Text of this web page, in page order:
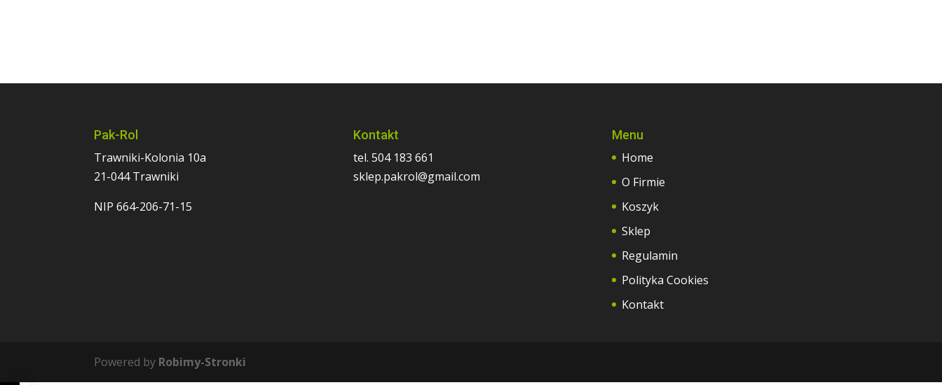
Pak-Rol
Trawniki-Kolonia 10a
21-044 Trawniki
NIP 664-206-71-15
Kontakt
tel. 504 183 661
sklep.pakrol@gmail.com
Menu
Home
O Firmie
Koszyk
Sklep
Regulamin
Polityka Cookies
Kontakt
Powered by Robimy-Stronki